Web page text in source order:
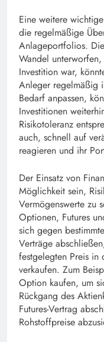
Eine weitere
die regelmäßige
Anlageportfolios.
Wandel
Investition war,
Anleger regelmäßig
Bedarf anpassen,
Investitionen
Risikotoleranz
auch, schnell auf
reagieren und ihr
Der Einsatz von
Möglichkeit sein,
Vermögenswerte zu
Optionen, Futures
sich gegen
Verträge
festgelegten Preis in
verkaufen. Zum
Option kaufen, um
Rückgang des
Futures-Vertrag
Rohstoffpreise